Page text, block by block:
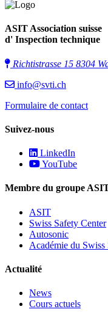
ASIT Association suisse
d' Inspection technique
Richtistrasse 15 8304
info@svti.ch
Formulaire de contact
Suivez-nous
LinkedIn
YouTube
Membre du groupe
ASIT
Swiss Safety Center
Autosonic
Académie du Swiss
Actualité
News
Cours actuels